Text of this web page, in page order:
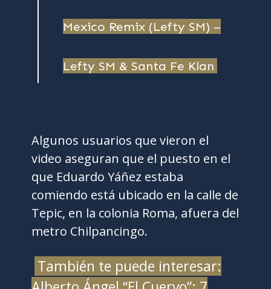
Mexico Remix (Lefty SM) –
Lefty SM & Santa Fe Klan
Algunos usuarios que vieron el
video aseguran que el puesto en el
que Eduardo Yáñez estaba
comiendo está ubicado en la calle de
Tepic, en la colonia Roma, afuera del
metro Chilpancingo.
También te puede interesar: